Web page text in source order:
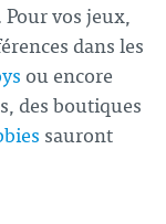
vos jeux,
dans les
ou encore
des boutiques
sauront